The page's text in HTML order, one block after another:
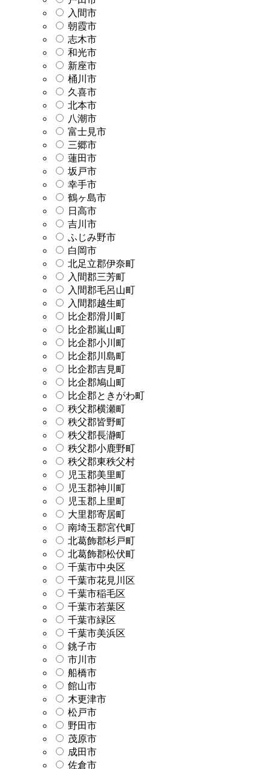
入間市
朝霞市
志木市
和光市
新座市
桶川市
久喜市
北本市
八潮市
富士見市
三郷市
蓮田市
坂戸市
幸手市
鶴ヶ島市
日高市
吉川市
ふじみ野市
白岡市
北足立郡伊奈町
入間郡三芳町
入間郡毛呂山町
入間郡越生町
比企郡滑川町
比企郡嵐山町
比企郡小川町
比企郡川島町
比企郡吉見町
比企郡鳩山町
比企郡ときがわ町
秩父郡横瀬町
秩父郡皆野町
秩父郡長瀞町
秩父郡小鹿野町
秩父郡東秩父村
児玉郡美里町
児玉郡神川町
児玉郡上里町
大里郡寄居町
南埼玉郡宮代町
北葛飾郡杉戸町
北葛飾郡松伏町
千葉市中央区
千葉市花見川区
千葉市稲毛区
千葉市若葉区
千葉市緑区
千葉市美浜区
銚子市
市川市
船橋市
館山市
木更津市
松戸市
野田市
茂原市
成田市
佐倉市